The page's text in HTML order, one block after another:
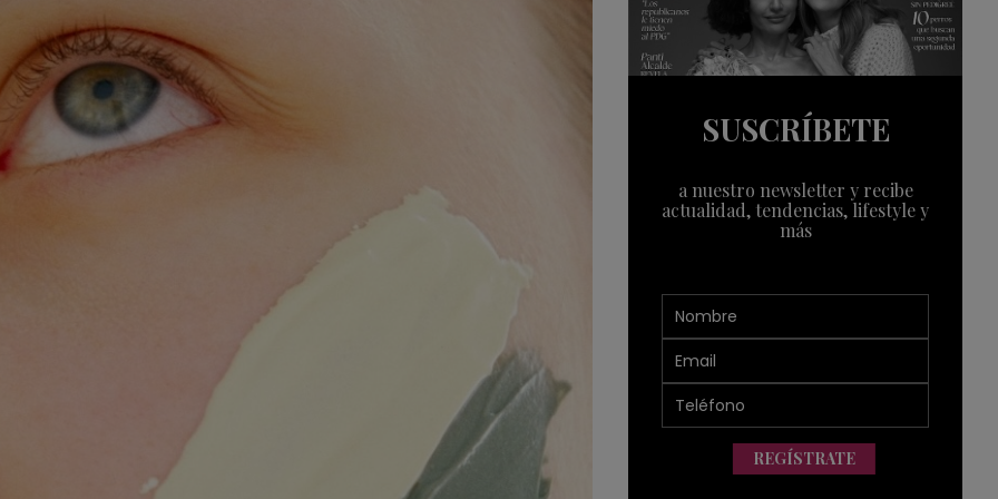
SUSCRÍBETE
a nuestro newsletter y recibe
actualidad, tendencias, lifestyle y
más
REGÍSTRATE